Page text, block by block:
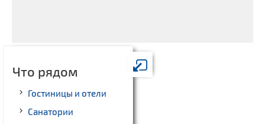
Что рядом
Гостиницы и отели
Санатории